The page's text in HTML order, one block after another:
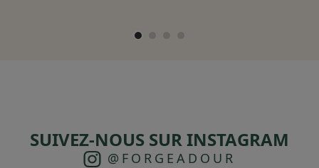
SUIVEZ-NOUS SUR INSTAGRAM
@FORGEADOUR